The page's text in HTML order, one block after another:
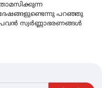
താമസിക്കുന്ന
ദേഷങ്ങളുണ്ടെന്നു പറഞ്ഞു
പവൻ സ്വർണ്ണാഭരണങ്ങൾ